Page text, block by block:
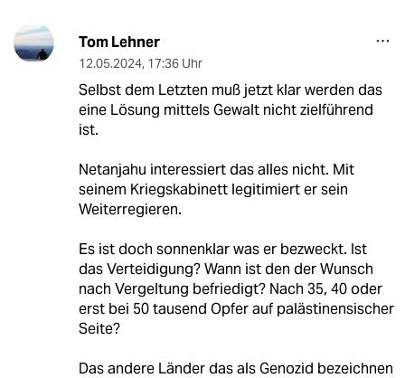
Tom Lehner
12.05.2024, 17:36 Uhr
Selbst dem Letzten muß jetzt klar werden das
eine Lösung mittels Gewalt nicht zielführend
ist.
Netanjahu interessiert das alles nicht. Mit
seinem Kriegskabinett legitimiert er sein
Weiterregieren.
Es ist doch sonnenklar was er bezweckt. Ist
das Verteidigung? Wann ist den der Wunsch
nach Vergeltung befriedigt? Nach 35, 40 oder
erst bei 50 tausend Opfer auf palästinensischer
Seite?
Das andere Länder das als Genozid bezeichnen